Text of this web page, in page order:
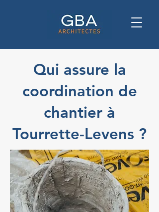
Qui assure la
coordination de
chantier à
Tourrette-Levens ?